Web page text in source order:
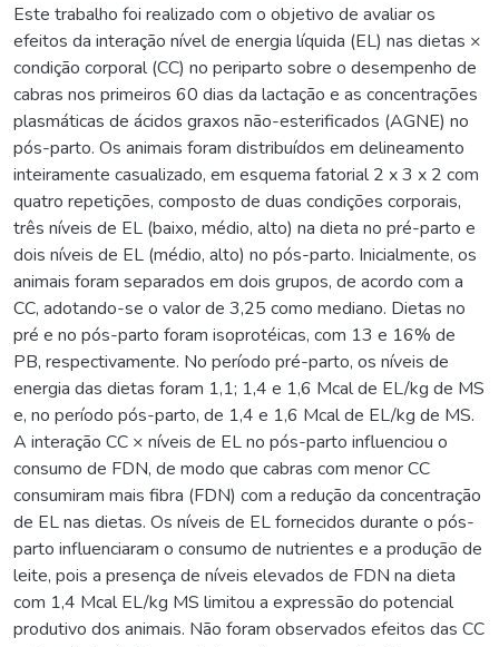
Este trabalho foi realizado com o objetivo de avaliar os
efeitos da interação nível de energia líquida (EL) nas dietas ×
condição corporal (CC) no periparto sobre o desempenho de
cabras nos primeiros 60 dias da lactação e as concentrações
plasmáticas de ácidos graxos não-esterificados (AGNE) no
pós-parto. Os animais foram distribuídos em delineamento
inteiramente casualizado, em esquema fatorial 2 x 3 x 2 com
quatro repetições, composto de duas condições corporais,
três níveis de EL (baixo, médio, alto) na dieta no pré-parto e
dois níveis de EL (médio, alto) no pós-parto. Inicialmente, os
animais foram separados em dois grupos, de acordo com a
CC, adotando-se o valor de 3,25 como mediano. Dietas no
pré e no pós-parto foram isoprotéicas, com 13 e 16% de
PB, respectivamente. No período pré-parto, os níveis de
energia das dietas foram 1,1; 1,4 e 1,6 Mcal de EL/kg de MS
e, no período pós-parto, de 1,4 e 1,6 Mcal de EL/kg de MS.
A interação CC × níveis de EL no pós-parto influenciou o
consumo de FDN, de modo que cabras com menor CC
consumiram mais fibra (FDN) com a redução da concentração
de EL nas dietas. Os níveis de EL fornecidos durante o pós-
parto influenciaram o consumo de nutrientes e a produção de
leite, pois a presença de níveis elevados de FDN na dieta
com 1,4 Mcal EL/kg MS limitou a expressão do potencial
produtivo dos animais. Não foram observados efeitos das CC